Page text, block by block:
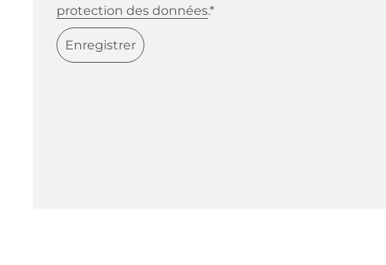
protection des données.*
Enregistrer